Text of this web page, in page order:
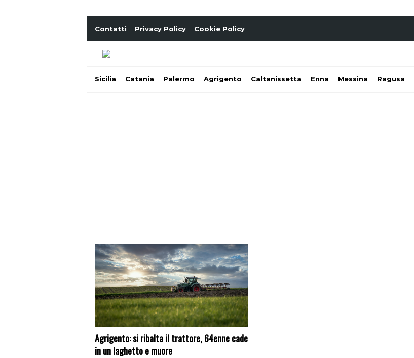
Contatti Privacy Policy Cookie Policy
Sicilia Catania Palermo Agrigento Caltanissetta Enna Messina Ragusa
Agrigento: si ribalta il trattore, 64enne cade
in un laghetto e muore